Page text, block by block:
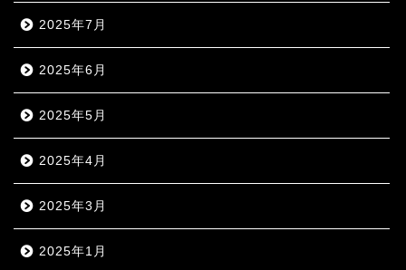
2025年7月
2025年6月
2025年5月
2025年4月
2025年3月
2025年1月